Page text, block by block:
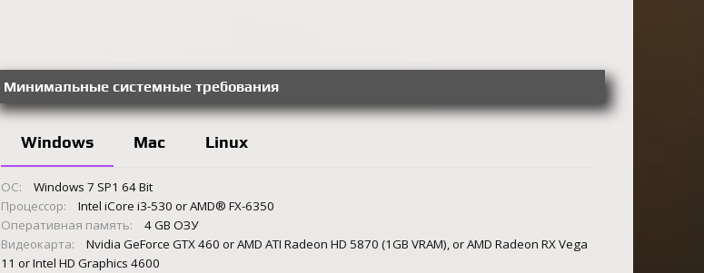
Минимальные системные требования
Windows Mac Linux
ОС:
Windows 7 SP1 64 Bit
Процессор:
Intel iCore i3-530 or AMD® FX-6350
Оперативная память:
4 GB ОЗУ
Видеокарта:
Nvidia GeForce GTX 460 or AMD ATI Radeon HD 5870 (1GB VRAM), or AMD Radeon RX Vega
11 or Intel HD Graphics 4600